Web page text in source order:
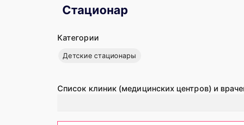
Стационар
Категории
Детские стационары
Список клиник (медицинских центров) и